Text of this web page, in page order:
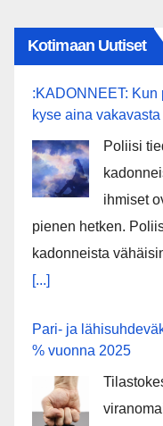
Kotimaan Uutiset
:KADONNEET:
kyse aina
Poliisi
ihmiset
pienen hetken.
kadonneista
[...]
Pari- ja
% vuonna 2025